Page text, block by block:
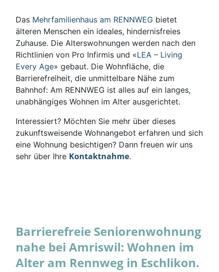
Das Mehrfamilienhaus am RENNWEG bietet
älteren Menschen ein ideales, hindernisfreies
Zuhause. Die Alterswohnungen werden nach den
Richtlinien von Pro Infirmis und «LEA – Living
Every Age» gebaut. Die Wohnfläche, die
Barrierefreiheit, die unmittelbare Nähe zum
Bahnhof: Am RENNWEG ist alles auf ein langes,
unabhängiges Wohnen im Alter ausgerichtet.
Interessiert? Möchten Sie mehr über dieses
zukunftsweisende Wohnangebot erfahren und sich
eine Wohnung besichtigen? Dann freuen wir uns
sehr über Ihre Kontaktnahme.
Barrierefreie Seniorenwohnung
nahe bei Amriswil: Wohnen im
Alter am Rennweg in Eschlikon.